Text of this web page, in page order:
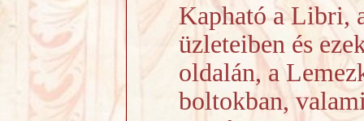
Kapható a Libri,
üzleteiben és
oldalán, a
boltokban,